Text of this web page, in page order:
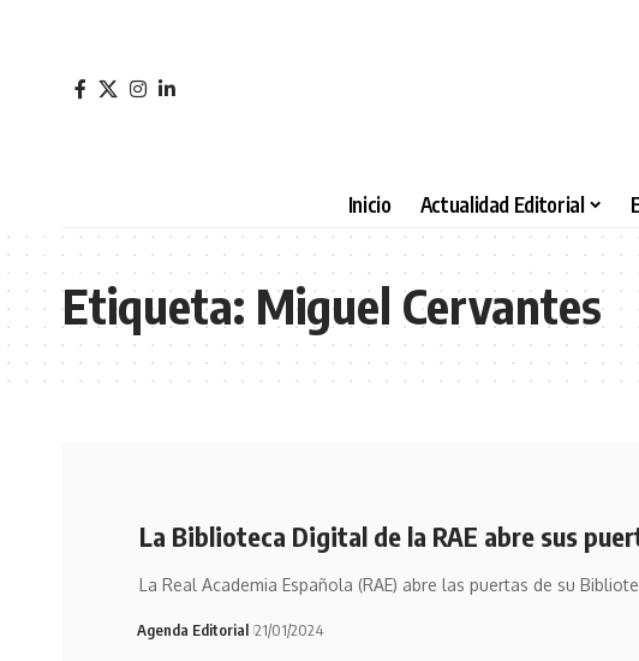
Inicio Actualidad Editorial
Etiqueta: Miguel Cervantes
La Biblioteca Digital de la RAE abre sus
La Real Academia Española (RAE) abre las puertas de su
Agenda Editorial 21/01/2024